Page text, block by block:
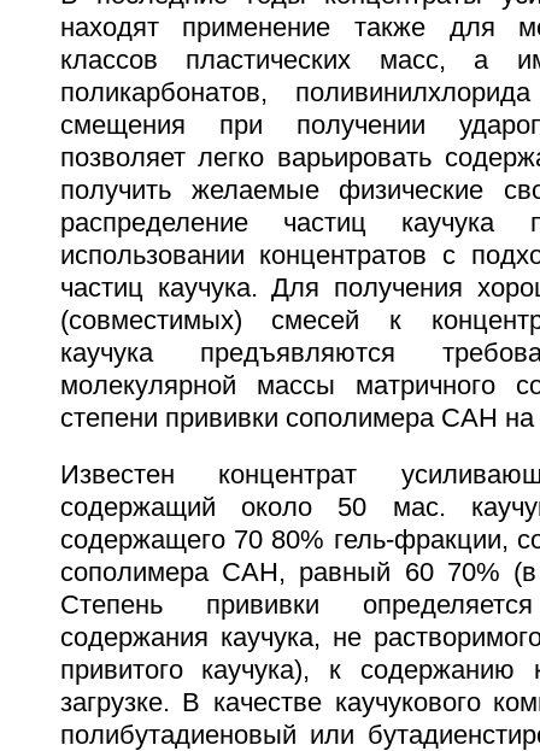
находят применение также для
классов пластических масс, а
поликарбонатов,
смещения при получении
позволяет легко варьировать
получить желаемые физические
распределение частиц
использовании концентратов с
частиц каучука. Для получения
(совместимых) смесей к
каучука предъявляются
молекулярной массы матричного
степени прививки сополимера САН на
Известен концентрат
содержащий около 50 мас.
содержащего 70 80% гель-фракции,
сополимера САН, равный 60 70%
Степень прививки
содержания каучука, не
привитого каучука), к содержанию
загрузке. В качестве каучукового
полибутадиеновый или